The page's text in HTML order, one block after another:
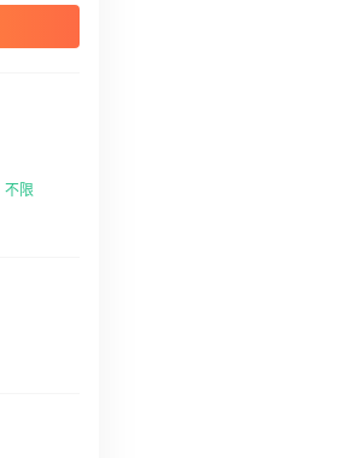
不限